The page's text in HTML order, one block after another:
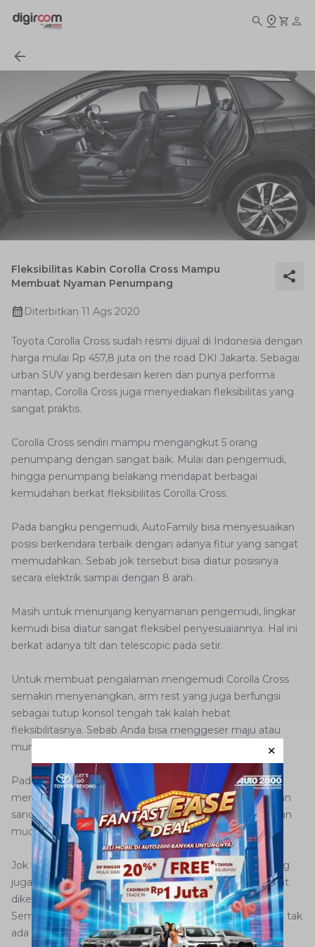
Fleksibilitas Kabin Corolla Cross Mampu
Membuat Nyaman Penumpang
Diterbitkan 11 Ags 2020
Toyota Corolla Cross sudah resmi dijual di Indonesia dengan
harga mulai Rp 457,8 juta on the road DKI Jakarta. Sebagai
urban SUV yang berdesain keren dan punya performa
mantap, Corolla Cross juga menyediakan fleksibilitas yang
sangat praktis.
Corolla Cross sendiri mampu mengangkut 5 orang
penumpang dengan sangat baik. Mulai dari pengemudi,
hingga penumpang belakang mendapat berbagai
kemudahan berkat fleksibilitas Corolla Cross.
Pada bangku pengemudi, AutoFamily bisa menyesuaikan
posisi berkendara terbaik dengan adanya fitur yang sangat
memudahkan. Sebab jok tersebut bisa diatur posisinya
secara elektrik sampai dengan 8 arah.
Masih untuk menunjang kenyamanan pengemudi, lingkar
kemudi bisa diatur sangat fleksibel penyesuaiannya. Hal ini
berkat adanya tilt dan telescopic pada setir.
Untuk membuat pengalaman mengemudi Corolla Cross
semakin menyenangkan, arm rest yang juga berfungsi
sebagai tutup konsol tengah tak kalah hebat
fleksibilitasnya. Sebab Anda bisa menggeser maju atau
mundur arm rest tersebut ke posisi terbaik.
Pada penumpang belakang, berbagai fleksibilitas yang
menarik juga tak kalah hebat. Sebab tersedia pengaturan
sandaran bangku yang bisa diatur kemiringannya dengan
mudah.
Jok belakang yang bisa menampun 3 orang penumpang
juga bukan cuma sekedar omongan belaka. Hal ini dapat
diketahui dari jumlah headrest yang berjumlah 3 buah.
Semuanya bahkan sudah bisa diatur ketinggiannya. Jika tak
ada penumpang tengah, maka AutoFamily bisa